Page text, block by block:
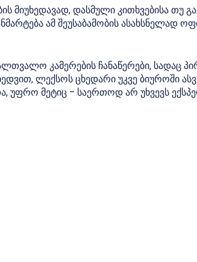
მიუხედავად, დასმული კითხვებისა თუ
ამ შეუსაბამობის ასახსნელად
კამერების ჩანაწერები, სადაც
ლექსოს ცხედარი უკვე ბიუროში
უფრო მეტიც – საერთოდ არ უხვევს